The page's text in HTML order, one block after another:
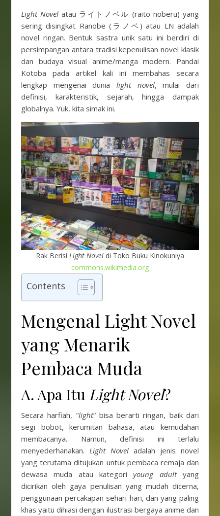
Light Novel atau ライトノベル (raito noberu) yang
sering disingkat Ranobe (ラノベ) atau LN adalah
novel ringan. Bentuk sastra unik satu ini berdiri di
persimpangan antara tradisi kepenulisan novel klasik
dan budaya visual anime/manga modern. Pandai
Kotoba pada artikel kali ini membahas secara
lengkap mengenai dunia light novel, mulai dari
definisi, karakteristik, sejarah, hingga dampak
globalnya. Yuk, kita simak ini.
Rak Berisi Light Novel di Toko Buku Kinokuniya
commons.wikimedia.org
Contents
Mengenal Light Novel
yang Menarik
Pembaca Muda
A. Apa Itu Light Novel?
Secara harfiah, “light” bisa berarti ringan, baik dari
segi bobot, kerumitan bahasa, atau kemudahan
membacanya. Namun, definisi ini terlalu
menyederhanakan. Light Novel adalah jenis novel
yang terutama ditujukan untuk pembaca remaja dan
dewasa muda atau kategoriyoung adultyang
dicirikan oleh gaya penulisan yang mudah dicerna,
penggunaan percakapan sehari-hari, dan yang paling
khas yaitu dihiasi dengan ilustrasi bergaya anime dan